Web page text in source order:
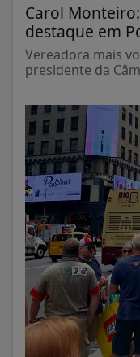
Carol
destaque em
Vereadora mais
presidente da